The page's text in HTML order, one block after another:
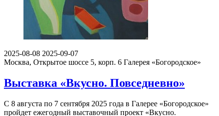
2025-08-08 2025-09-07
Москва, Открытое шоссе 5, корп. 6 Галерея «Богородское»
Выставка «Вкусно. Повседневно»
С 8 августа по 7 сентября 2025 года в Галерее «Богородское»
пройдет ежегодный выставочный проект «Вкусно.